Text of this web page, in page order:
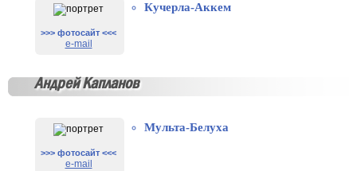
>>> фотосайт <<<
e-mail
Кучерла-Аккем
Андрей Капланов
>>> фотосайт <<<
e-mail
Мульта-Белуха